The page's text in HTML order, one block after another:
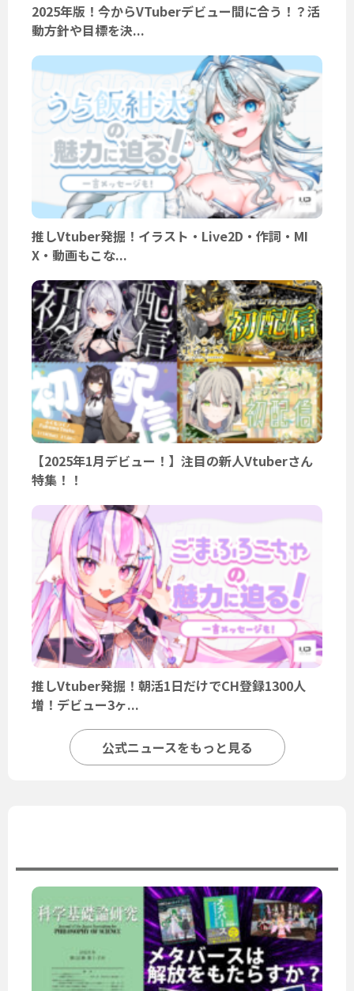
2025年版！今からVTuberデビュー間に合う！？活
動方針や目標を決...
推しVtuber発掘！イラスト・Live2D・作詞・MI
X・動画もこな...
【2025年1月デビュー！】注目の新人Vtuberさん
特集！！
推しVtuber発掘！朝活1日だけでCH登録1300人
増！デビュー3ヶ...
公式ニュースをもっと見る